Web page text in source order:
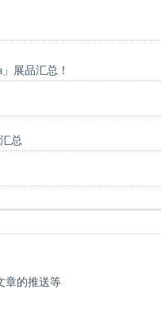
展品汇总！
总
章的推送等